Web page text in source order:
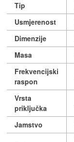
Tip
Usmjerenost
Dimenzije
Masa
Frekvencijski
raspon
Vrsta
priključka
Jamstvo